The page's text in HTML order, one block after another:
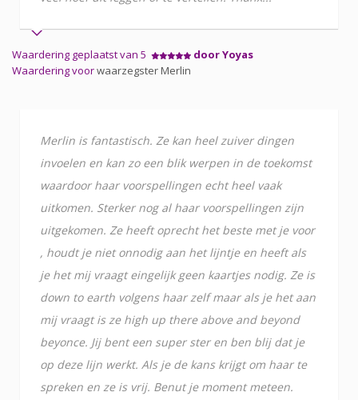
Waardering geplaatst van 5
door Yoyas
Waardering voorwaarzegster Merlin
Merlin is fantastisch. Ze kan heel zuiver dingen
invoelen en kan zo een blik werpen in de toekomst
waardoor haar voorspellingen echt heel vaak
uitkomen. Sterker nog al haar voorspellingen zijn
uitgekomen. Ze heeft oprecht het beste met je voor
, houdt je niet onnodig aan het lijntje en heeft als
je het mij vraagt eingelijk geen kaartjes nodig. Ze is
down to earth volgens haar zelf maar als je het aan
mij vraagt is ze high up there above and beyond
beyonce. Jij bent een super ster en ben blij dat je
op deze lijn werkt. Als je de kans krijgt om haar te
spreken en ze is vrij. Benut je moment meteen.